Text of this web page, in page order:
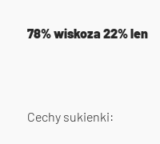
78% wiskoza 22% len
Cechy sukienki: